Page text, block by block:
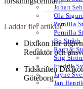
Johan
Ola
Pernilla
Pernilla
Bo Stråth
Ragnar
Stig
Fredrik
Jayne
Jan
Laddar fler artiklar
Dixikon har
Redaktör och
Tidskriften
Göteborg